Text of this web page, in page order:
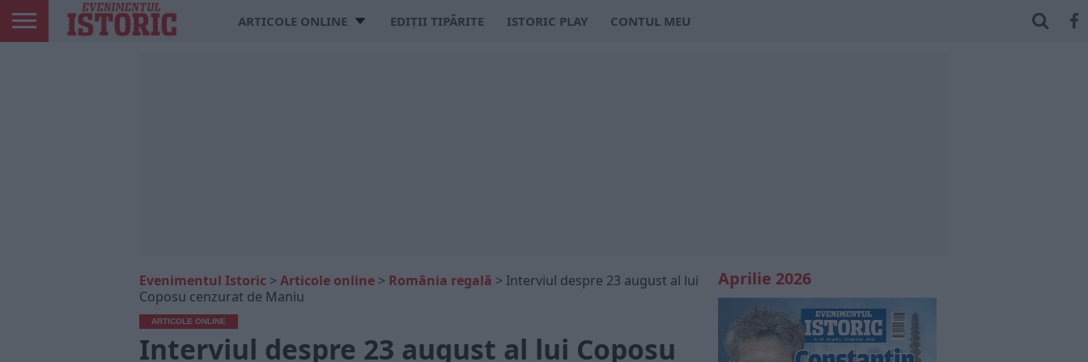
ARTICOLE ONLINE EDIȚII TIPĂRITE ISTORIC PLAY CONTUL MEU
Evenimentul Istoric > Articole online > România regală > Interviul despre 23 august al lui
Coposu cenzurat de Maniu
ARTICOLE ONLINE
Interviul despre 23 august al lui Coposu
Aprilie 2026